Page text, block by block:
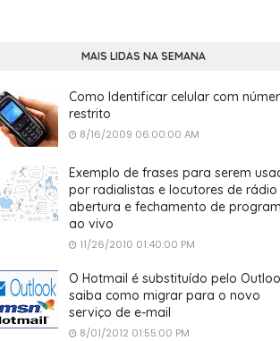
MAIS LIDAS NA SEMANA
Como Identificar celular com
restrito
8/16/2009 06:00:00 AM
Exemplo de frases para serem
por radialistas e locutores de rádio
abertura e fechamento de
ao vivo
11/26/2010 01:40:00 PM
O Hotmail é substituído pelo
saiba como migrar para o novo
serviço de e-mail
8/01/2012 01:55:00 PM